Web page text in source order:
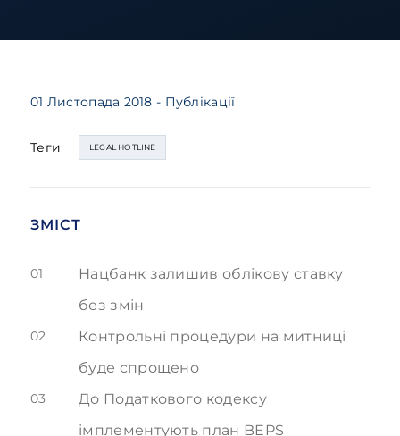
01 Листопада 2018 - Публікації
Теги LEGAL HOTLINE
ЗМІСТ
01
Нацбанк залишив облікову ставку
без змін
02
Контрольні процедури на митниці
буде спрощено
03
До Податкового кодексу
імплементують план BEPS